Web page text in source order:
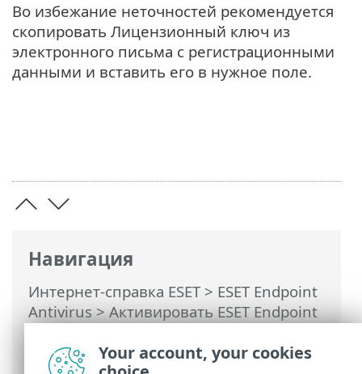
Навигация
Интернет-справка ESET> ESET Endpoint
Antivirus>Активировать ESET Endpoint
при активации
Во избежание неточностей рекомендуется
скопировать Лицензионный ключ из
электронного письма с регистрационными
данными и вставить его в нужное поле.
Your account, your cookies